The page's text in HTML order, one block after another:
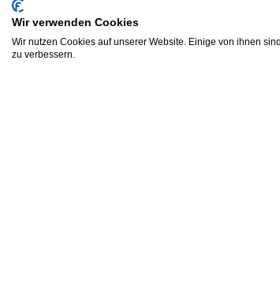
Wir verwenden Cookies
Wir nutzen Cookies auf unserer Website. Einige von ihnen
zu verbessern.